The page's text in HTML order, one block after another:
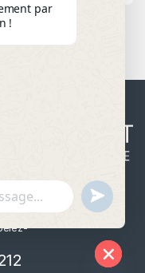
par
!
u
n
d